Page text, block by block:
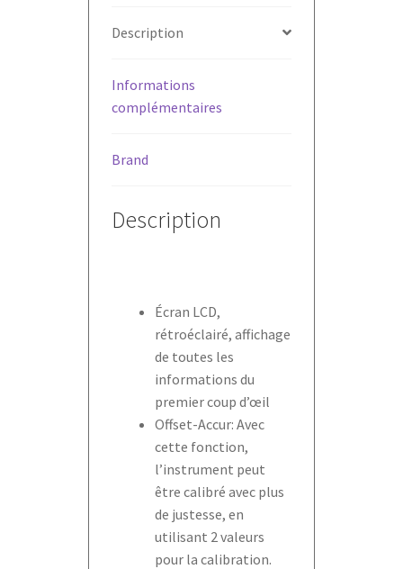
Description
Informations
complémentaires
Brand
Description
Écran LCD,
rétroéclairé, affichage
de toutes les
informations du
premier coup d’œil
Offset-Accur: Avec
cette fonction,
l’instrument peut
être calibré avec plus
de justesse, en
utilisant 2 valeurs
pour la calibration.